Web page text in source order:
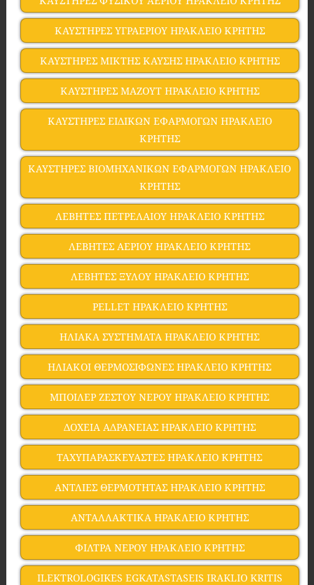
ΚΑΥΣΤΗΡΕΣ ΥΓΡΑΕΡΙΟΥ ΗΡΑΚΛΕΙΟ ΚΡΗΤΗΣ
ΚΑΥΣΤΗΡΕΣ ΜΙΚΤΗΣ ΚΑΥΣΗΣ ΗΡΑΚΛΕΙΟ ΚΡΗΤΗΣ
ΚΑΥΣΤΗΡΕΣ ΜΑΖΟΥΤ ΗΡΑΚΛΕΙΟ ΚΡΗΤΗΣ
ΚΑΥΣΤΗΡΕΣ ΕΙΔΙΚΩΝ ΕΦΑΡΜΟΓΩΝ ΗΡΑΚΛΕΙΟ
ΚΡΗΤΗΣ
ΚΑΥΣΤΗΡΕΣ ΒΙΟΜΗΧΑΝΙΚΩΝ ΕΦΑΡΜΟΓΩΝ ΗΡΑΚΛΕΙΟ
ΚΡΗΤΗΣ
ΛΕΒΗΤΕΣ ΠΕΤΡΕΛΑΙΟΥ ΗΡΑΚΛΕΙΟ ΚΡΗΤΗΣ
ΛΕΒΗΤΕΣ ΑΕΡΙΟΥ ΗΡΑΚΛΕΙΟ ΚΡΗΤΗΣ
ΛΕΒΗΤΕΣ ΞΥΛΟΥ ΗΡΑΚΛΕΙΟ ΚΡΗΤΗΣ
PELLET ΗΡΑΚΛΕΙΟ ΚΡΗΤΗΣ
ΗΛΙΑΚΑ ΣΥΣΤΗΜΑΤΑ ΗΡΑΚΛΕΙΟ ΚΡΗΤΗΣ
ΗΛΙΑΚΟΙ ΘΕΡΜΟΣΙΦΩΝΕΣ ΗΡΑΚΛΕΙΟ ΚΡΗΤΗΣ
ΜΠΟΙΛΕΡ ΖΕΣΤΟΥ ΝΕΡΟΥ ΗΡΑΚΛΕΙΟ ΚΡΗΤΗΣ
ΔΟΧΕΙΑ ΑΔΡΑΝΕΙΑΣ ΗΡΑΚΛΕΙΟ ΚΡΗΤΗΣ
ΤΑΧΥΠΑΡΑΣΚΕΥΑΣΤΕΣ ΗΡΑΚΛΕΙΟ ΚΡΗΤΗΣ
ΑΝΤΛΙΕΣ ΘΕΡΜΟΤΗΤΑΣ ΗΡΑΚΛΕΙΟ ΚΡΗΤΗΣ
ΑΝΤΑΛΛΑΚΤΙΚΑ ΗΡΑΚΛΕΙΟ ΚΡΗΤΗΣ
ΦΙΛΤΡΑ ΝΕΡΟΥ ΗΡΑΚΛΕΙΟ ΚΡΗΤΗΣ
ILEKTROLOGIKES EGKATASTASEIS IRAKLIO KRITIS